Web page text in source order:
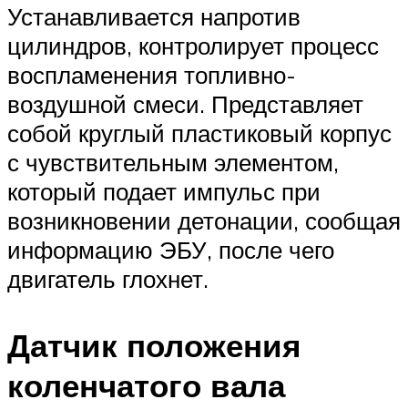
Устанавливается напротив
цилиндров, контролирует процесс
воспламенения топливно-
воздушной смеси. Представляет
собой круглый пластиковый корпус
с чувствительным элементом,
который подает импульс при
возникновении детонации, сообщая
информацию ЭБУ, после чего
двигатель глохнет.
Датчик положения
коленчатого вала